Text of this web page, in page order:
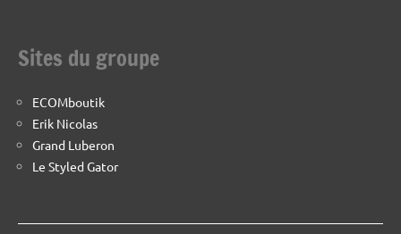
Sites du groupe
ECOMboutik
Erik Nicolas
Grand Luberon
Le Styled Gator